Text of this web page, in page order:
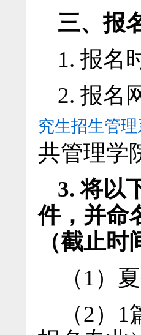
三、报
1. 报名
2. 报名
究生招生管
共管理学
3.将以
件，并命
（截止时
（1）
（2） 1